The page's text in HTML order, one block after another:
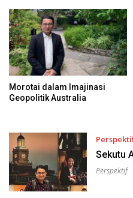
Morotai dalam Imajinasi
Geopolitik Australia
Sekutu
Perspektif